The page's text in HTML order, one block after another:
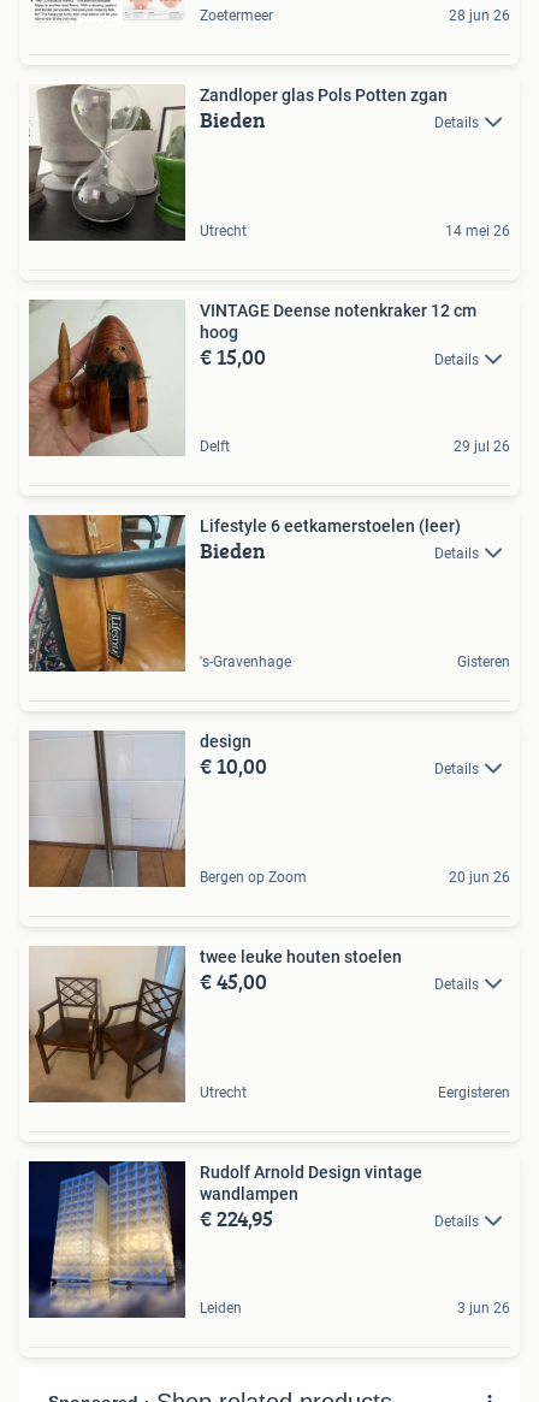
Zoetermeer 28 jun 26
Zandloper glas Pols Potten zgan
Bieden Details
Utrecht 14 mei 26
VINTAGE Deense notenkraker 12 cm
hoog
€ 15,00 Details
Delft 29 jul 26
Lifestyle 6 eetkamerstoelen (leer)
Bieden Details
's-Gravenhage Gisteren
design
€ 10,00 Details
Bergen op Zoom 20 jun 26
twee leuke houten stoelen
€ 45,00 Details
Utrecht Eergisteren
Rudolf Arnold Design vintage
wandlampen
€ 224,95 Details
Leiden 3 jun 26